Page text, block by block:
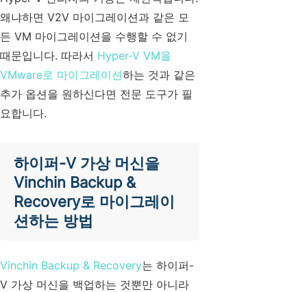
왜냐하면 V2V 마이그레이션과 같은 모
든 VM 마이그레이션을 수행할 수 없기
때문입니다. 따라서 Hyper-V VM을
VMware로 마이그레이션하는 것과 같은
추가 옵션을 원하신다면 전문 도구가 필
요합니다.
하이퍼-V 가상 머신을
Vinchin Backup &
Recovery로 마이그레이
션하는 방법
Vinchin Backup & Recovery는 하이퍼-
V 가상 머신을 백업하는 것뿐만 아니라